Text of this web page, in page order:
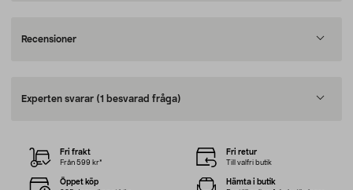
Recensioner
Experten svarar (1 besvarad fråga)
Fri frakt
Från 599 kr*
Fri retur
Till valfri butik
Öppet köp Hämta i butik